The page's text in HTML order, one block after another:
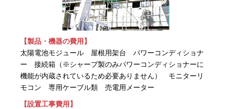
【製品・機器の費用】
太陽電池モジュール 屋根用架台 パワーコンディショナ
ー 接続箱（※シャープ製のみパワーコンディショナーに
機能が内蔵されているため必要ありません） モニターリ
モコン 専用ケーブル類 売電用メーター
【設置工事費用】